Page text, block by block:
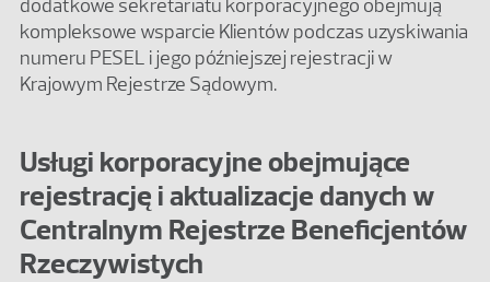
dodatkowe sekretariatu korporacyjnego obejmują
kompleksowe wsparcie Klientów podczas uzyskiwania
numeru PESEL i jego późniejszej rejestracji w
Krajowym Rejestrze Sądowym.
Usługi korporacyjne obejmujące
rejestrację i aktualizacje danych w
Centralnym Rejestrze Beneficjentów
Rzeczywistych